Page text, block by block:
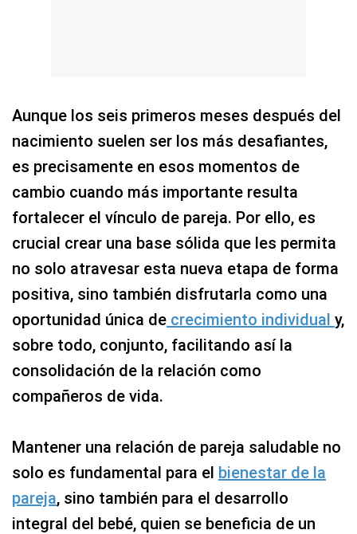
Aunque los seis primeros meses después del
nacimiento suelen ser los más desafiantes,
es precisamente en esos momentos de
cambio cuando más importante resulta
fortalecer el vínculo de pareja. Por ello, es
crucial crear una base sólida que les permita
no solo atravesar esta nueva etapa de forma
positiva, sino también disfrutarla como una
oportunidad única de crecimiento individual y,
sobre todo, conjunto, facilitando así la
consolidación de la relación como
compañeros de vida.
Mantener una relación de pareja saludable no
solo es fundamental para el bienestar de la
pareja, sino también para el desarrollo
integral del bebé, quien se beneficia de un